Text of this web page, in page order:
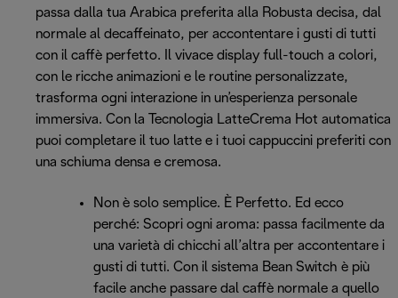
passa dalla tua Arabica preferita alla Robusta decisa, dal
normale al decaffeinato, per accontentare i gusti di tutti
con il caffè perfetto. Il vivace display full-touch a colori,
con le ricche animazioni e le routine personalizzate,
trasforma ogni interazione in un’esperienza personale
immersiva. Con la Tecnologia LatteCrema Hot automatica
puoi completare il tuo latte e i tuoi cappuccini preferiti con
una schiuma densa e cremosa.
Non è solo semplice. È Perfetto. Ed ecco
perché: Scopri ogni aroma: passa facilmente da
una varietà di chicchi all’altra per accontentare i
gusti di tutti. Con il sistema Bean Switch è più
facile anche passare dal caffè normale a quello